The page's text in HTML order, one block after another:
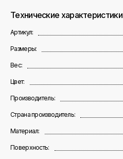
Технические характеристики
Артикул:
Размеры:
Вес:
Цвет:
Производитель:
Страна производитель:
Материал:
Поверхность: